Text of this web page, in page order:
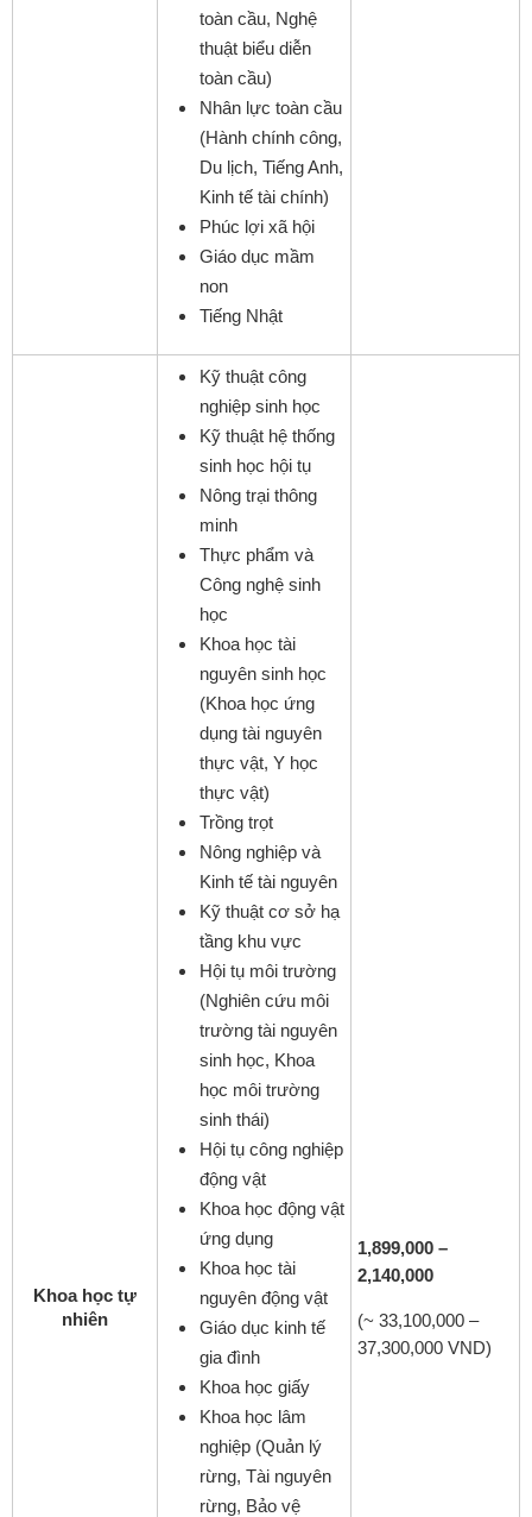
toàn cầu, Nghệ
thuật biểu diễn
toàn cầu)
Nhân lực toàn cầu
(Hành chính công,
Du lịch, Tiếng Anh,
Kinh tế tài chính)
Phúc lợi xã hội
Giáo dục mầm
non
Tiếng Nhật
Khoa học tự
nhiên
Kỹ thuật công
nghiệp sinh học
Kỹ thuật hệ thống
sinh học hội tụ
Nông trại thông
minh
Thực phẩm và
Công nghệ sinh
học
Khoa học tài
nguyên sinh học
(Khoa học ứng
dụng tài nguyên
thực vật, Y học
thực vật)
Trồng trọt
Nông nghiệp và
Kinh tế tài nguyên
Kỹ thuật cơ sở hạ
tầng khu vực
Hội tụ môi trường
(Nghiên cứu môi
trường tài nguyên
sinh học, Khoa
học môi trường
sinh thái)
Hội tụ công nghiệp
động vật
Khoa học động vật
ứng dụng
Khoa học tài
nguyên động vật
Giáo dục kinh tế
gia đình
Khoa học giấy
Khoa học lâm
nghiệp (Quản lý
rừng, Tài nguyên
rừng, Bảo vệ
1,899,000 –
2,140,000
(~ 33,100,000 –
37,300,000 VND)